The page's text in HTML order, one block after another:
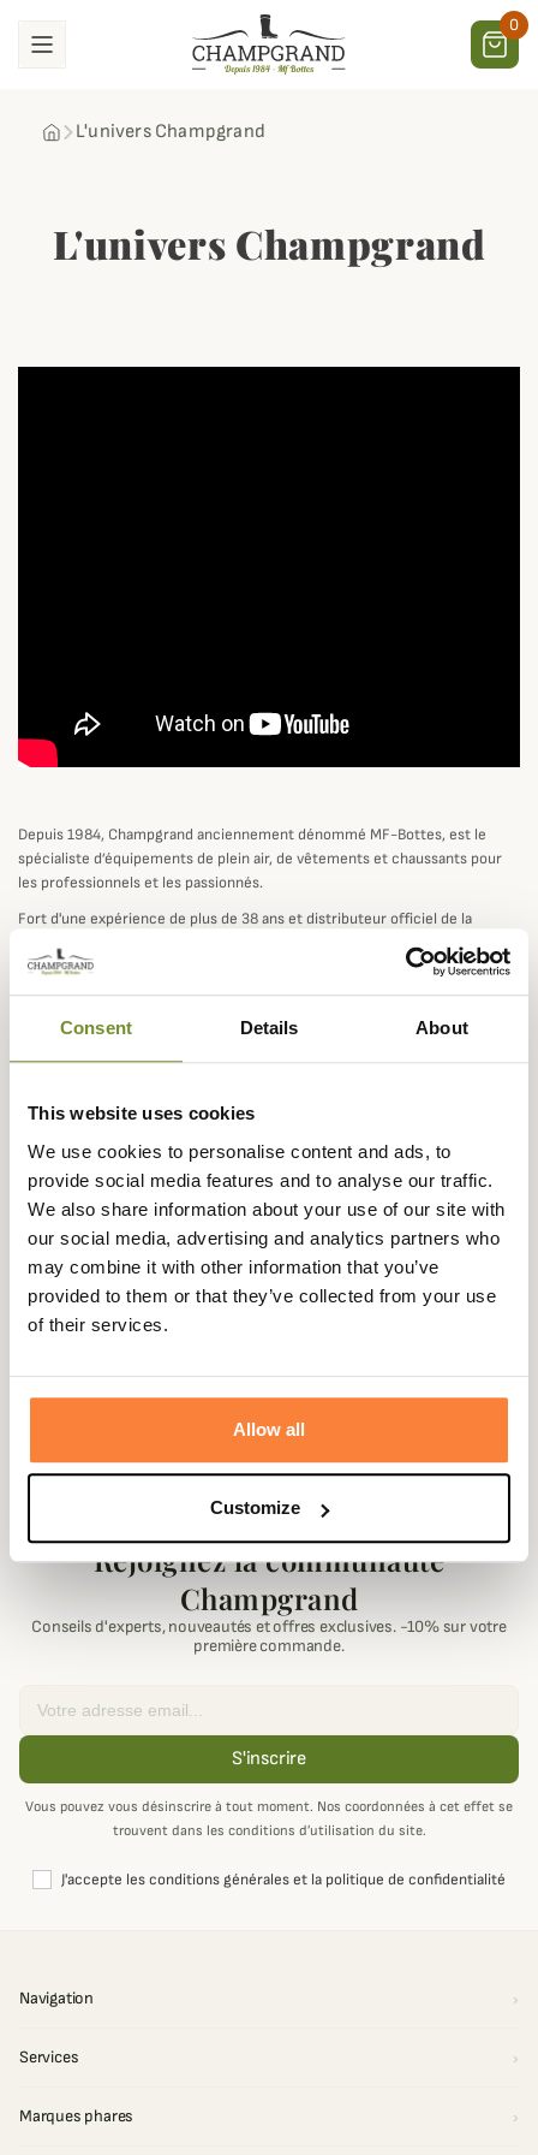
Consent Details About
This website uses cookies
We use cookies to personalise content and ads, to
provide social media features and to analyse our traffic.
We also share information about your use of our site with
our social media, advertising and analytics partners who
may combine it with other information that you’ve
provided to them or that they’ve collected from your use
of their services.
Allow all
Customize
0
L'univers Champgrand
L'univers Champgrand
Depuis 1984, Champgrand anciennement dénommé MF-Bottes, est le
spécialiste d’équipements de plein air, de vêtements et chaussants pour
les professionnels et les passionnés.
Fort d'une expérience de plus de 38 ans et distributeur officiel de la
, maître bottier depuis 1927, Champgrand garantit la
qualité d’une grande marque de bottes en proposant ses produits les plus
prestigieux comme la célèbrebotte Saint-Hubert, la botte Vierzonord ou
Deerhunter. L’objectif est de s’adresser aussi bien aux amoureux de la
nature, comme aux passionnés d’équitation ou d’autres loisirs en plein air
comme la randonnée. Certaines marques visent à aider les professionnels
à s‘équiper notamment les pêcheurs, les chasseurs ou encore les
agriculteurs.
technicité grâce à l’usage de matériaux techniques de grande qualité
comme : le Caoutchouc, Néoprène, Kevlar, Gore-Tex… Ainsi que des
matières haut de gamme (Coton huilé, Coton, Lin, Laine Mérinos, Tweed),
marquestechniques et outdoor !
Rejoignez la communauté
Champgrand
Conseils d'experts, nouveautés et offres exclusives. -10% sur votre
première commande.
S'inscrire
Vous pouvez vous désinscrire à tout moment. Nos coordonnées à cet effet se
trouvent dans les conditions d’utilisation du site.
J'accepte les conditions générales et la politique de confidentialité
Navigation
Services
Marques phares